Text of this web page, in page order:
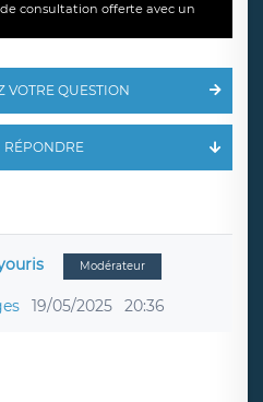
consultation offerte avec un
VOTRE QUESTION
RÉPONDRE
Modérateur
19/05/2025 20:36